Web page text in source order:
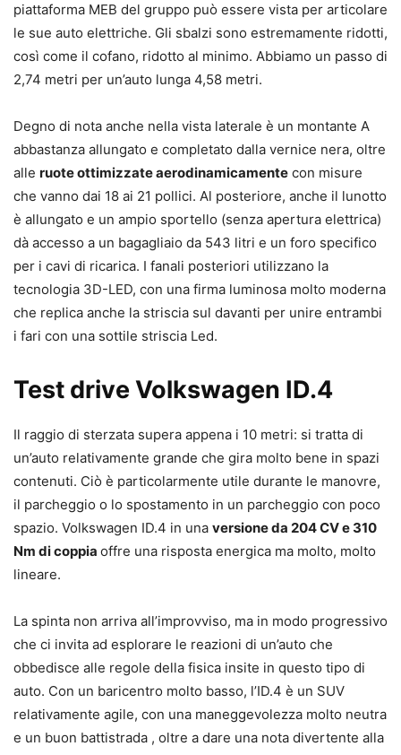
piattaforma MEB del gruppo può essere vista per articolare
le sue auto elettriche. Gli sbalzi sono estremamente ridotti,
così come il cofano, ridotto al minimo. Abbiamo un passo di
2,74 metri per un’auto lunga 4,58 metri.
Degno di nota anche nella vista laterale è un montante A
abbastanza allungato e completato dalla vernice nera, oltre
alle ruote ottimizzate aerodinamicamente con misure
che vanno dai 18 ai 21 pollici. Al posteriore, anche il lunotto
è allungato e un ampio sportello (senza apertura elettrica)
dà accesso a un bagagliaio da 543 litri e un foro specifico
per i cavi di ricarica. I fanali posteriori utilizzano la
tecnologia 3D-LED, con una firma luminosa molto moderna
che replica anche la striscia sul davanti per unire entrambi
i fari con una sottile striscia Led.
Test drive Volkswagen ID.4
Il raggio di sterzata supera appena i 10 metri: si tratta di
un’auto relativamente grande che gira molto bene in spazi
contenuti. Ciò è particolarmente utile durante le manovre,
il parcheggio o lo spostamento in un parcheggio con poco
spazio. Volkswagen ID.4 in una versione da 204 CV e 310
Nm di coppia offre una risposta energica ma molto, molto
lineare.
La spinta non arriva all’improvviso, ma in modo progressivo
che ci invita ad esplorare le reazioni di un’auto che
obbedisce alle regole della fisica insite in questo tipo di
auto. Con un baricentro molto basso, l’ID.4 è un SUV
relativamente agile, con una maneggevolezza molto neutra
e un buon battistrada , oltre a dare una nota divertente alla